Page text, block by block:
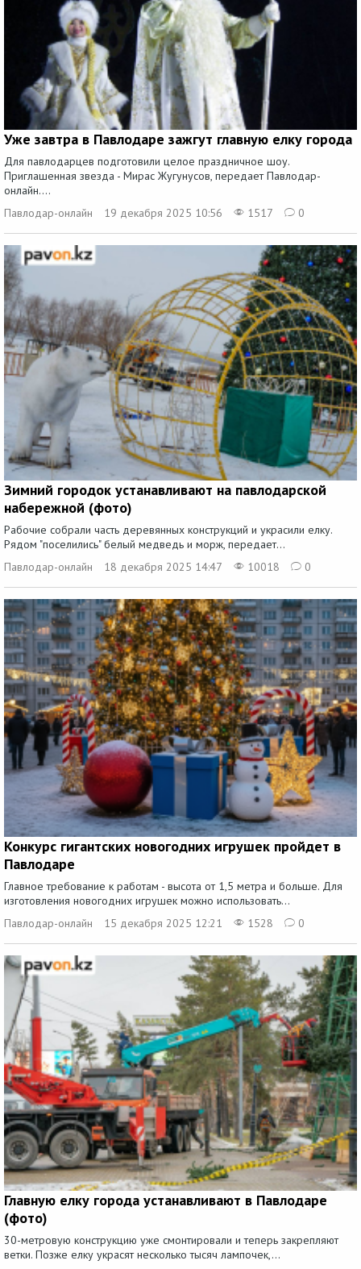
Уже завтра в Павлодаре зажгут главную елку города
Для павлодарцев подготовили целое праздничное шоу.
Приглашенная звезда - Мирас Жугунусов, передает Павлодар-
онлайн....
Павлодар-онлайн
19 декабря 2025 10:56 1517 0
Зимний городок устанавливают на павлодарской
набережной (фото)
Рабочие собрали часть деревянных конструкций и украсили елку.
Рядом "поселились" белый медведь и морж, передает...
Павлодар-онлайн
18 декабря 2025 14:47 10018 0
Конкурс гигантских новогодних игрушек пройдет в
Павлодаре
Главное требование к работам - высота от 1,5 метра и больше. Для
изготовления новогодних игрушек можно использовать...
Павлодар-онлайн
15 декабря 2025 12:21 1528 0
Главную елку города устанавливают в Павлодаре
(фото)
30-метровую конструкцию уже смонтировали и теперь закрепляют
ветки. Позже елку украсят несколько тысяч лампочек,...